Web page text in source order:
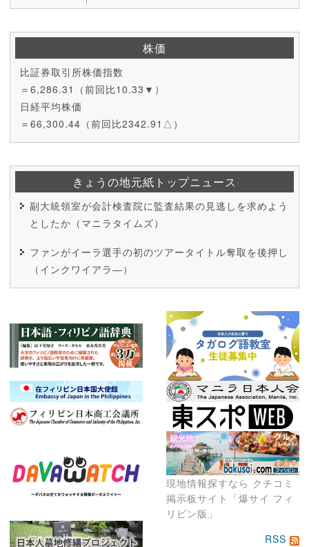
現地情報探すなら クチコミ
掲示板サイト「爆サイ フィ
リピン版」
株価
比証券取引所株価指数
＝6,286.31（前回比10.33▼）
日経平均株価
＝66,300.44（前回比2342.91△）
きょうの地元紙トップニュース
副大統領室が会計検査院に監査結果の見逃しを求めよう
としたか（マニラタイムズ）
ファンがイーラ選手の初のツアータイトル奪取を後押し
（インクワイアラ―）
RSS